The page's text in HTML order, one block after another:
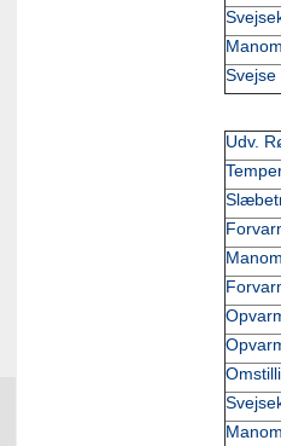
Svejse
Udv.